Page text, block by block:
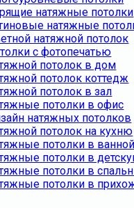
натяжные потолки
натяжные
натяжной потолок
с фотопечатью
потолок в дом
потолок коттедж
потолок в зал
потолки в офис
натяжных потолков
потолок на кухню
потолки в
потолки в
потолки в
потолки в